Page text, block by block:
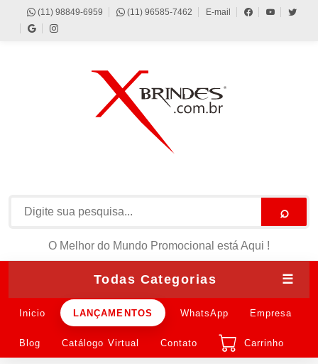
(11) 98849-6959 (11) 96585-7462 E-mail
⌕
O Melhor do Mundo Promocional está Aqui !
Todas Categorias ☰
Inicio LANÇAMENTOS WhatsApp Empresa
Blog Catálogo Virtual Contato Carrinho